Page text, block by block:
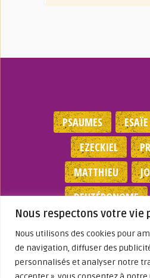
Nous respectons votre vie
Nous utilisons des cookies pour
de navigation, diffuser des
personnalisés et analyser notre
PSAUMES ESAÏE
EZECKIEL
MATTHIEU
DEUTÉRONOME
NOMBRES
JEAN
Mentions légales
confidentialité|